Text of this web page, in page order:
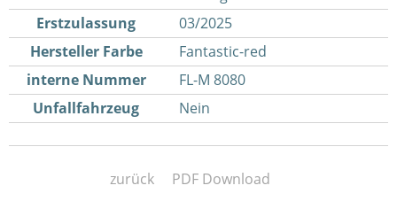
Erstzulassung
03/2025
Hersteller Farbe
Fantastic-red
interne Nummer
FL-M 8080
Unfallfahrzeug
Nein
zurück PDF Download